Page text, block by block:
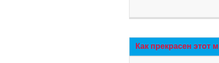
Как прекрасен этот